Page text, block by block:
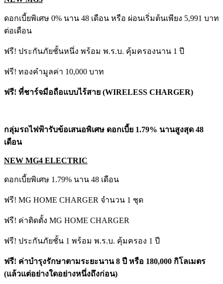
ดอกเบี้ยพิเศษ 0% นาน 48 เดือน หรือ ผ่อนเริ่มต้นเพียง 5,991 บาท
ต่อเดือน
ฟรี! ประกันภัยชั้นหนึ่ง พร้อม พ.ร.บ. คุ้มครองนาน 1 ปี
ฟรี! ทองคำมูลค่า 10,000 บาท
ฟรี! ที่ชาร์จมือถือแบบไร้สาย (WIRELESS CHARGER)
กลุ่มรถไฟฟ้ารับข้อเสนอพิเศษ ดอกเบี้ย 1.79% นานสูงสุด 48
เดือน
NEW MG4 ELECTRIC
ดอกเบี้ยพิเศษ 1.79% นาน 48 เดือน
ฟรี! MG HOME CHARGER จำนวน 1 ชุด
ฟรี! ค่าติดตั้ง MG HOME CHARGER
ฟรี! ประกันภัยชั้น 1 พร้อม พ.ร.บ. คุ้มครอง 1 ปี
ฟรี! ค่าบำรุงรักษาตามระยะนาน 8 ปี หรือ 180,000 กิโลเมตร
(แล้วแต่อย่างใดอย่างหนึ่งถึงก่อน)